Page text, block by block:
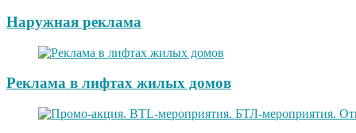
Наружная реклама
Реклама в лифтах жилых домов